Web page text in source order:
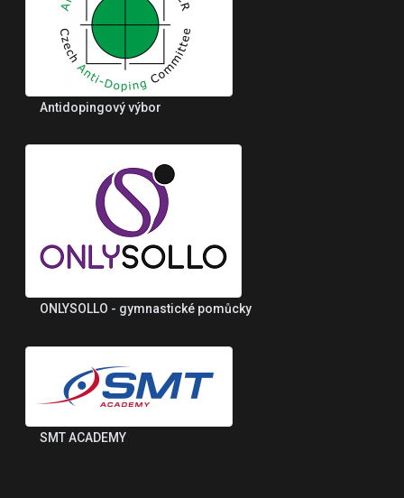
Antidopingový výbor
ONLYSOLLO - gymnastické pomůcky
SMT ACADEMY